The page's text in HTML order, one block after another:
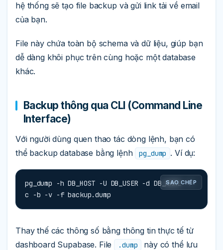
hệ thống sẽ tạo file backup và gửi link tải về email
của bạn.
File này chứa toàn bộ schema và dữ liệu, giúp bạn
dễ dàng khôi phục trên cùng hoặc một database
khác.
Backup thông qua CLI (Command Line
Interface)
Với người dùng quen thao tác dòng lệnh, bạn có
thể backup database bằng lệnh
pg_dump . Ví dụ:
SAO CHÉP
pg_dump -h DB_HOST -U DB_USER -d DB_NAME -F
c -b -v -f backup.dump
Thay thế các thông số bằng thông tin thực tế từ
dashboard Supabase. File
.dump
này có thể lưu